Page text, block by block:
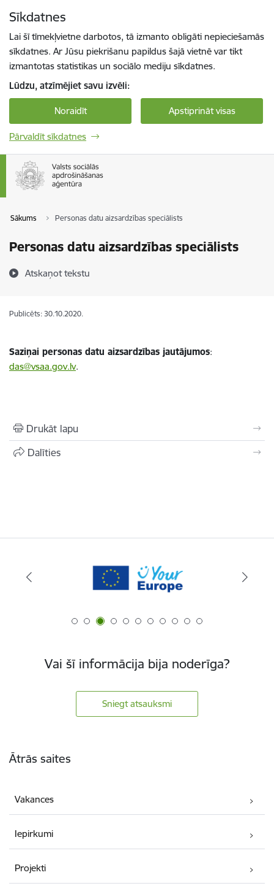
Sīkdatnes
Lai šī tīmekļvietne darbotos, tā izmanto obligāti nepieciešamās
sīkdatnes. Ar Jūsu piekrišanu papildus šajā vietnē var tikt
izmantotas statistikas un sociālo mediju sīkdatnes.
Lūdzu, atzīmējiet savu izvēli:
Noraidīt Apstiprināt visas
Pārvaldīt sīkdatnes
Sākums Personas datu aizsardzības speciālists
Personas datu aizsardzības speciālists
Atskaņot tekstu
Publicēts: 30.10.2020.
Saziņai personas datu aizsardzības jautājumos:
das@vsaa.gov.lv.
Drukāt lapu
Dalīties
Vai šī informācija bija noderīga?
Sniegt atsauksmi
Ātrās saites
Vakances
Iepirkumi
Projekti